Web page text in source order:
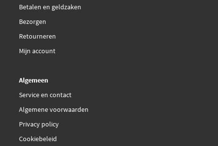
Betalen en geldzaken
Bezorgen
Retourneren
Mijn account
Algemeen
Service en contact
Algemene voorwaarden
Privacy policy
Cookiebeleid